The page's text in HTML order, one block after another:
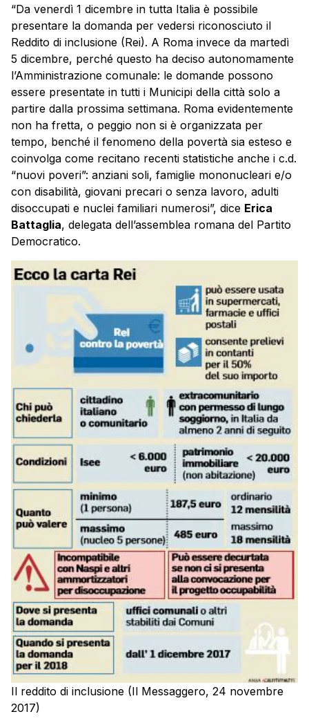
“Da venerdì 1 dicembre in tutta Italia è possibile
presentare la domanda per vedersi riconosciuto il
Reddito di inclusione (Rei). A Roma invece da martedì
5 dicembre, perché questo ha deciso autonomamente
l’Amministrazione comunale: le domande possono
essere presentate in tutti i Municipi della città solo a
partire dalla prossima settimana. Roma evidentemente
non ha fretta, o peggio non si è organizzata per
tempo, benché il fenomeno della povertà sia esteso e
coinvolga come recitano recenti statistiche anche i c.d.
“nuovi poveri”: anziani soli, famiglie mononucleari e/o
con disabilità, giovani precari o senza lavoro, adulti
disoccupati e nuclei familiari numerosi”, dice Erica
Battaglia, delegata dell’assemblea romana del Partito
Democratico.
Il reddito di inclusione (Il Messaggero, 24 novembre
2017)